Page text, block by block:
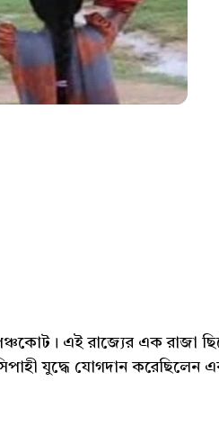
এই রাজ্যের এক রাজা
যুদ্ধে যোগদান করেছিলেন